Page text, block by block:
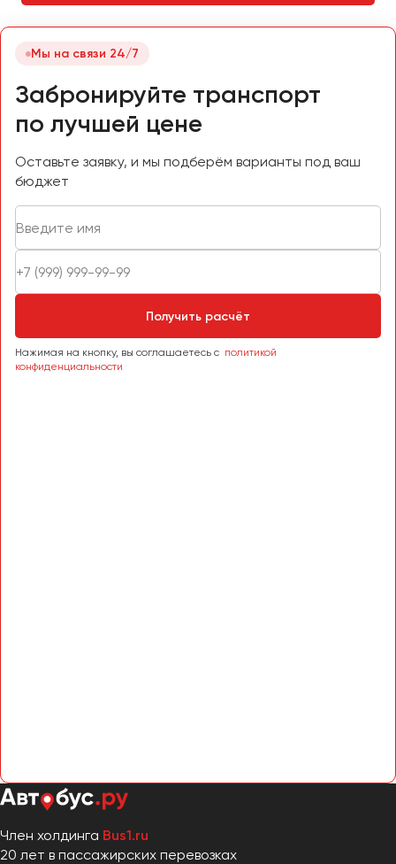
Мы на связи 24/7
Забронируйте транспорт
по лучшей цене
Оставьте заявку, и мы подберём варианты под ваш
бюджет
Получить расчёт
Нажимая на кнопку, вы соглашаетесь с политикой
конфиденциальности
Член холдинга Bus1.ru
20 лет в пассажирских перевозках
Челябинск
Череповец
Чита
Якутск
Ялта